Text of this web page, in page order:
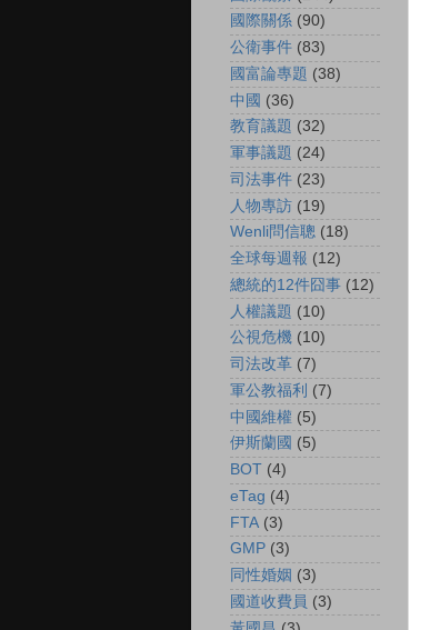
國際關係 (90)
公衛事件 (83)
國富論專題 (38)
中國 (36)
教育議題 (32)
軍事議題 (24)
司法事件 (23)
人物專訪 (19)
Wenli問信聰 (18)
全球每週報 (12)
總統的12件囧事 (12)
人權議題 (10)
公視危機 (10)
司法改革 (7)
軍公教福利 (7)
中國維權 (5)
伊斯蘭國 (5)
BOT (4)
eTag (4)
FTA (3)
GMP (3)
同性婚姻 (3)
國道收費員 (3)